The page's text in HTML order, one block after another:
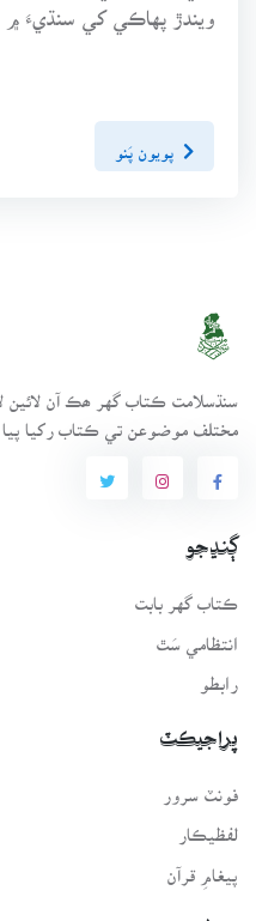
ويندڙ پهاڪي کي سنڌيءَ ۾
پويون پَنو
مختلف موضوعن تي ڪتاب رکيا پيا
ڳنڍجو
ڪتاب گهر بابت
انتظامي سَٿ
رابطو
پراجيڪٽ
لفظيڪار
پيغامِ قرآن